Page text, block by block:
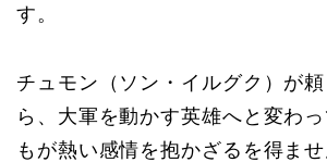
す。
チュモン（ソン・イルグク）が
ら、大軍を動かす英雄へと変わ
もが熱い感情を抱かざるを得ませ